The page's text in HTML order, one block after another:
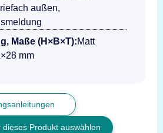
außen,
Maße (H×B×T):Matt
mm
Produkt auswählen